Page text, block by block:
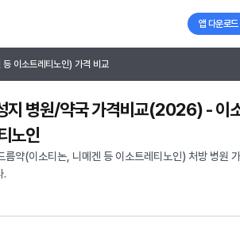
앱 다운로드
이소트레티노인) 가격 비교
지 병원/약국 가격비교(2026) - 이
노인
름약(이소티논, 니메겐 등 이소트레티노인) 처방 병원
.